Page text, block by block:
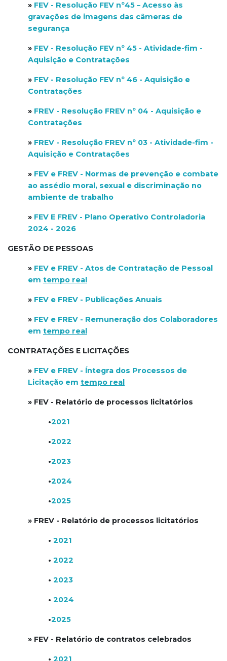
» FEV - Resolução FEV nº45 – Acesso às
gravações de imagens das câmeras de
segurança
» FEV - Resolução FEV nº 45 - Atividade-fim -
Aquisição e Contratações
» FEV - Resolução FEV nº 46 - Aquisição e
Contratações
» FREV - Resolução FREV nº 04 - Aquisição e
Contratações
» FREV - Resolução FREV nº 03 - Atividade-fim -
Aquisição e Contratações
» FEV e FREV - Normas de prevenção e combate
ao assédio moral, sexual e discriminação no
ambiente de trabalho
» FEV E FREV - Plano Operativo Controladoria
2024 - 2026
GESTÃO DE PESSOAS
» FEV e FREV - Atos de Contratação de Pessoal
em tempo real
» FEV e FREV - Publicações Anuais
» FEV e FREV - Remuneração dos Colaboradores
em tempo real
CONTRATAÇÕES E LICITAÇÕES
» FEV e FREV - Íntegra dos Processos de
Licitação em tempo real
» FEV - Relatório de processos licitatórios
•2021
•2022
•2023
•2024
•2025
» FREV - Relatório de processos licitatórios
• 2021
• 2022
• 2023
• 2024
•2025
» FEV - Relatório de contratos celebrados
• 2021